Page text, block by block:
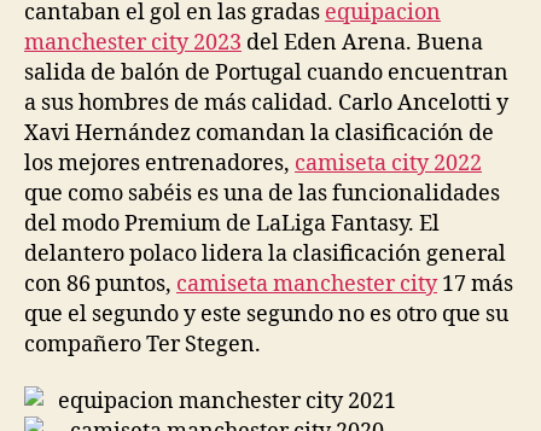
cantaban el gol en las gradas equipacion
manchester city 2023 del Eden Arena. Buena
salida de balón de Portugal cuando encuentran
a sus hombres de más calidad. Carlo Ancelotti y
Xavi Hernández comandan la clasificación de
los mejores entrenadores, camiseta city 2022
que como sabéis es una de las funcionalidades
del modo Premium de LaLiga Fantasy. El
delantero polaco lidera la clasificación general
con 86 puntos, camiseta manchester city17 más
que el segundo y este segundo no es otro que su
compañero Ter Stegen.